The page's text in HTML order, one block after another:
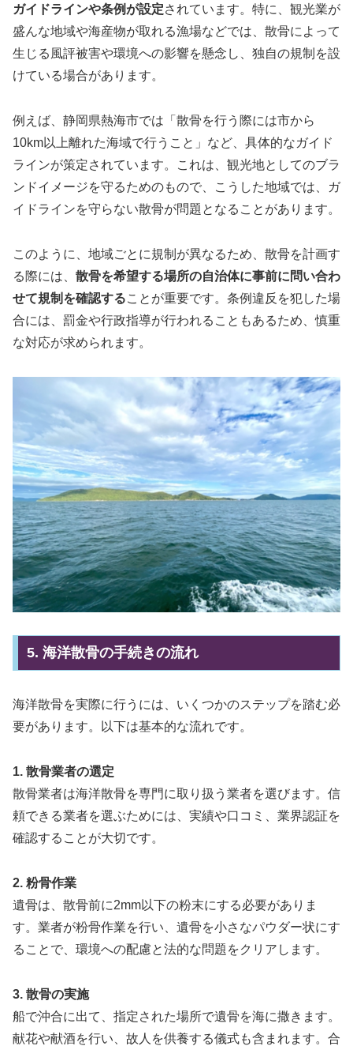
ガイドラインや条例が設定されています。特に、観光業が
盛んな地域や海産物が取れる漁場などでは、散骨によって
生じる風評被害や環境への影響を懸念し、独自の規制を設
けている場合があります。
例えば、静岡県熱海市では「散骨を行う際には市から
10km以上離れた海域で行うこと」など、具体的なガイド
ラインが策定されています。これは、観光地としてのブラ
ンドイメージを守るためのもので、こうした地域では、ガ
イドラインを守らない散骨が問題となることがあります。
このように、地域ごとに規制が異なるため、散骨を計画す
る際には、 散骨を希望する場所の自治体に事前に問い合わ
せて規制を確認することが重要です。条例違反を犯した場
合には、罰金や行政指導が行われることもあるため、慎重
な対応が求められます。
5. 海洋散骨の手続きの流れ
海洋散骨を実際に行うには、いくつかのステップを踏む必
要があります。以下は基本的な流れです。
1. 散骨業者の選定
散骨業者は海洋散骨を専門に取り扱う業者を選びます。信
頼できる業者を選ぶためには、実績や口コミ、業界認証を
確認することが大切です。
2. 粉骨作業
遺骨は、散骨前に2mm以下の粉末にする必要がありま
す。業者が粉骨作業を行い、遺骨を小さなパウダー状にす
ることで、環境への配慮と法的な問題をクリアします。
3. 散骨の実施
船で沖合に出て、指定された場所で遺骨を海に撒きます。
献花や献酒を行い、故人を供養する儀式も含まれます。合